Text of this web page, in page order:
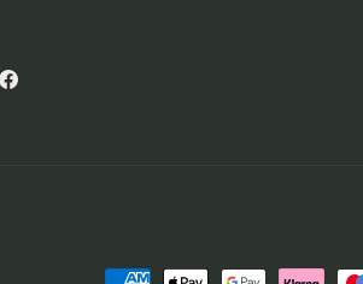
Facebook